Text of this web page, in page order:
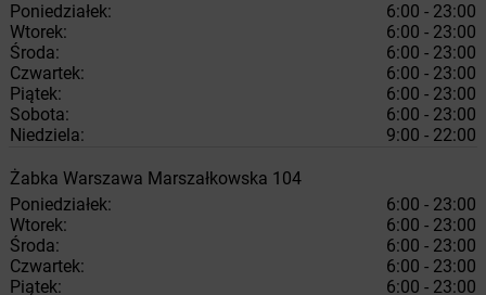
Poniedziałek:
6:00 - 23:00
Wtorek:
6:00 - 23:00
Środa:
6:00 - 23:00
Czwartek:
6:00 - 23:00
Piątek:
6:00 - 23:00
Sobota:
6:00 - 23:00
Niedziela:
9:00 - 22:00
Żabka Warszawa Marszałkowska 104
Poniedziałek:
6:00 - 23:00
Wtorek:
6:00 - 23:00
Środa:
6:00 - 23:00
Czwartek:
6:00 - 23:00
Piątek:
6:00 - 23:00